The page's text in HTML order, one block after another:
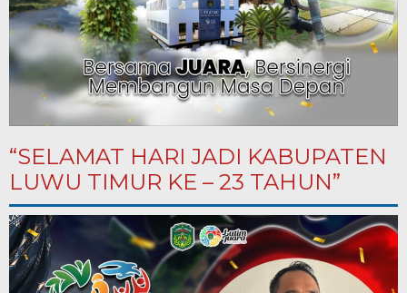
“SELAMAT HARI JADI KABUPATEN
LUWU TIMUR KE – 23 TAHUN”